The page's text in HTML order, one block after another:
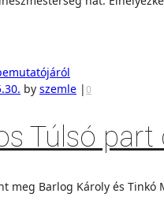
by szemle |0
Túlsó
meg Barlog Károly és